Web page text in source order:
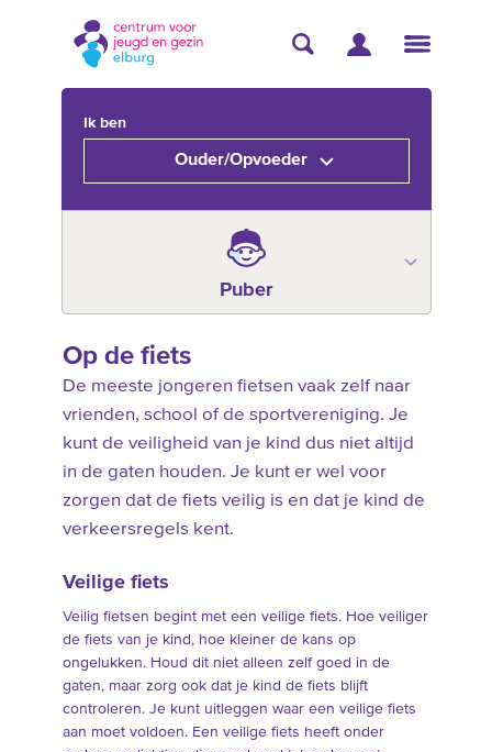
Ik ben
Ouder/Opvoeder
Puber
Op de fiets
De meeste jongeren fietsen vaak zelf naar
vrienden, school of de sportvereniging. Je
kunt de veiligheid van je kind dus niet altijd
in de gaten houden. Je kunt er wel voor
zorgen dat de fiets veilig is en dat je kind de
verkeersregels kent.
Veilige fiets
Veilig fietsen begint met een veilige fiets. Hoe veiliger
de fiets van je kind, hoe kleiner de kans op
ongelukken. Houd dit niet alleen zelf goed in de
gaten, maar zorg ook dat je kind de fiets blijft
controleren. Je kunt uitleggen waar een veilige fiets
aan moet voldoen. Een veilige fiets heeft onder